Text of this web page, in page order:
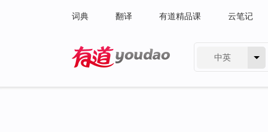
词典 翻译 有道精品课 云笔记
中英